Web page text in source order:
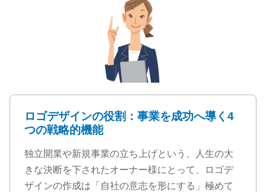
ロゴデザインの役割：事業を成功へ導く4
つの戦略的機能
独立開業や新規事業の立ち上げという、人生の大
きな決断を下されたオーナー様にとって、ロゴデ
ザインの作成は「自社の意志を形にする」極めて